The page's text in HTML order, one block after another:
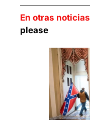
En otras noticias
please